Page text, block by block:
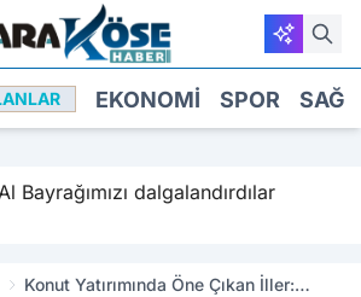
EKONOMI SPOR
Bayrağımızı dalgalandırdılar
Konut Yatırımında Öne Çıkan İller: